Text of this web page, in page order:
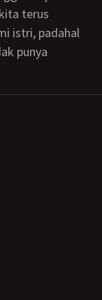
terus
istri, padahal
punya